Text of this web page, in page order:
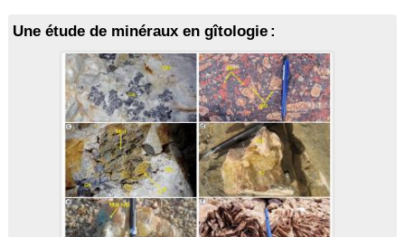
Une étude de minéraux en gîtologie :